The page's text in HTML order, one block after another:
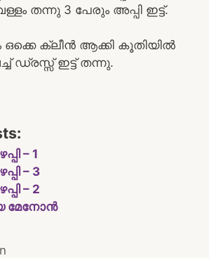
തന്നു 3 പേരും അപ്പി ഇട്ട്.
ക്ലീൻ ആക്കി കൂതിയിൽ
ഡ്രസ്സ് ഇട്ട് തന്നു.
– 1
– 3
– 2
മേനോൻ